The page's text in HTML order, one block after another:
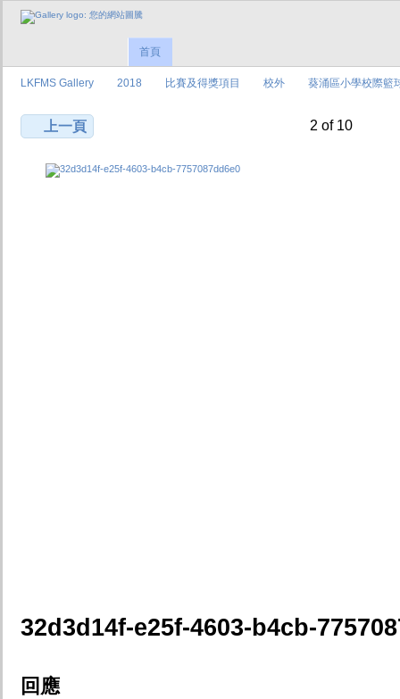
首頁
LKFMS Gallery 2018 比賽及得獎項目 校外 葵涌區小學校際籃
上一頁 2 of 10
32d3d14f-e25f-4603-b4cb-
回應